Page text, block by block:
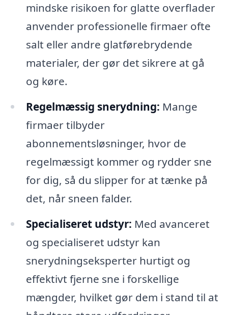
mindske risikoen for glatte overflader
anvender professionelle firmaer ofte
salt eller andre glatførebrydende
materialer, der gør det sikrere at gå
og køre.
Regelmæssig snerydning: Mange
firmaer tilbyder
abonnementsløsninger, hvor de
regelmæssigt kommer og rydder sne
for dig, så du slipper for at tænke på
det, når sneen falder.
Specialiseret udstyr: Med avanceret
og specialiseret udstyr kan
snerydningseksperter hurtigt og
effektivt fjerne sne i forskellige
mængder, hvilket gør dem i stand til at